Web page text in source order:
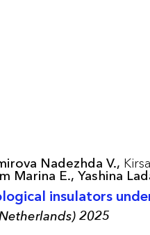
Nadezhda V.,
Marina E., Yashina
insulators
2025